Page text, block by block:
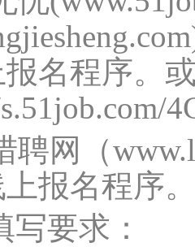
名程序。
聘网（
报名程序
要求：